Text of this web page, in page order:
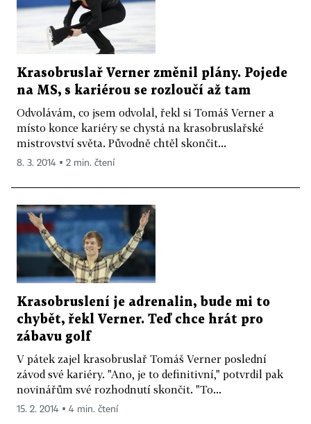
Krasobruslař Verner změnil plány. Pojede
na MS, s kariérou se rozloučí až tam
Odvolávám, co jsem odvolal, řekl si Tomáš Verner a
místo konce kariéry se chystá na krasobruslařské
mistrovství světa. Původně chtěl skončit...
8. 3. 2014 ▪ 2 min. čtení
Krasobruslení je adrenalin, bude mi to
chybět, řekl Verner. Teď chce hrát pro
zábavu golf
V pátek zajel krasobruslař Tomáš Verner poslední
závod své kariéry. "Ano, je to definitivní," potvrdil pak
novinářům své rozhodnutí skončit. "To...
15. 2. 2014 ▪ 4 min. čtení